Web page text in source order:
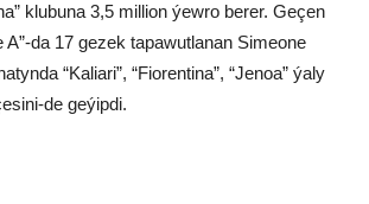
klubuna 3,5 million ýewro berer. Geçen
A”-da 17 gezek tapawutlanan Simeone
“Kaliari”, “Fiorentina”, “Jenoa” ýaly
de geýipdi.